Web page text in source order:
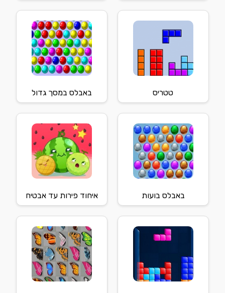
טטריס באבלס במסך גדול
באבלס בועות איחוד פירות עד אבטיח